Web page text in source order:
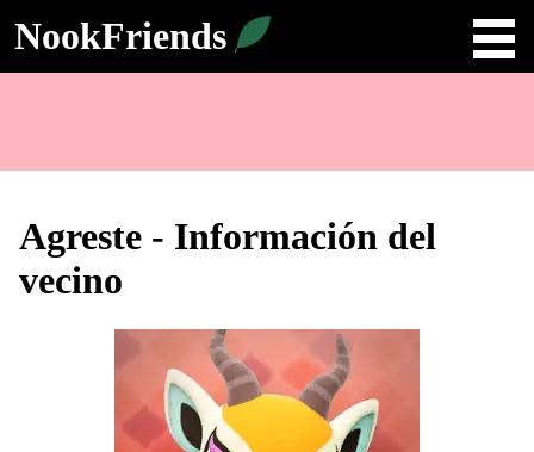
NookFriends
Agreste - Información del
vecino